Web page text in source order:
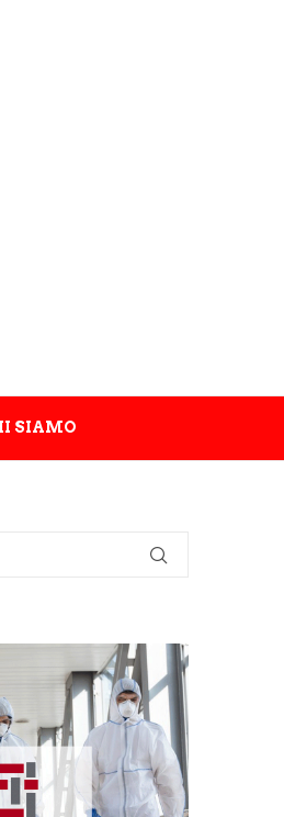
SIAMO